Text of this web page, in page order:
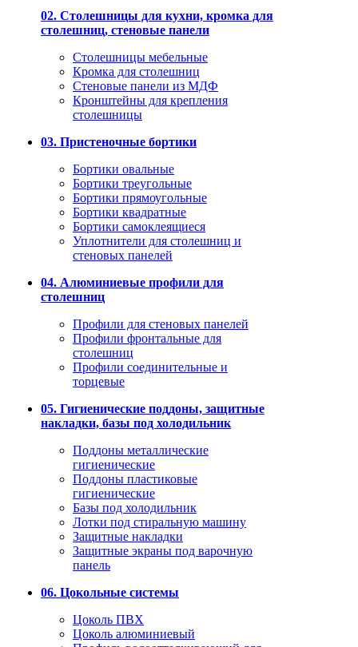
02. Столешницы для кухни, кромка для
столешниц, стеновые панели
Столешницы мебельные
Кромка для столешниц
Стеновые панели из МДФ
Кронштейны для крепления
столешницы
03. Пристеночные бортики
Бортики овальные
Бортики треугольные
Бортики прямоугольные
Бортики квадратные
Бортики самоклеящиеся
Уплотнители для столешниц и
стеновых панелей
04. Алюминиевые профили для
столешниц
Профили для стеновых панелей
Профили фронтальные для
столешниц
Профили соединительные и
торцевые
05. Гигиенические поддоны, защитные
накладки, базы под холодильник
Поддоны металлические
гигиенические
Поддоны пластиковые
гигиенические
Базы под холодильник
Лотки под стиральную машину
Защитные накладки
Защитные экраны под варочную
панель
06. Цокольные системы
Цоколь ПВХ
Цоколь алюминиевый